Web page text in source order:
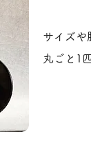
サイズや
丸ごと1